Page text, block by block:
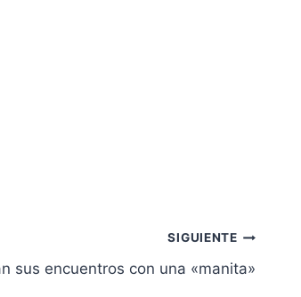
SIGUIENTE
sus encuentros con una «manita»